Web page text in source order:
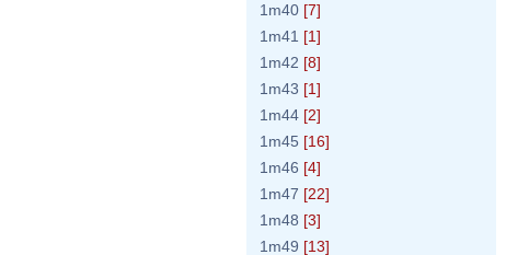
1m40 [7]
1m41 [1]
1m42 [8]
1m43 [1]
1m44 [2]
1m45 [16]
1m46 [4]
1m47 [22]
1m48 [3]
1m49 [13]